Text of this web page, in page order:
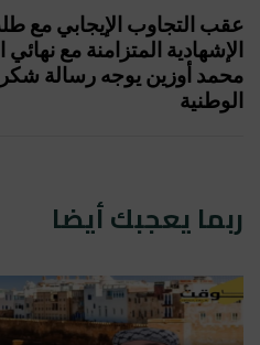
عقب التجاوب الإيجابي مع
الإشهادية المتزامنة مع نهائي
محمد أوزين يوجه رسالة شكر
الوطنية
ربما يعجبك أيضا